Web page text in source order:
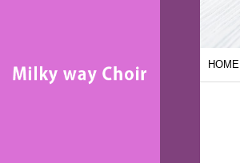
HOME